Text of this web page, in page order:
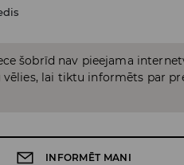
šobrīd nav pieejama
vēlies, lai tiktu informēts par
INFORMĒT MANI